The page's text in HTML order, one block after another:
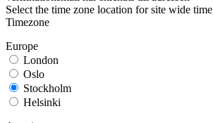
Select the time zone location for site wide time
Timezone
Europe
London
Oslo
Stockholm
Helsinki